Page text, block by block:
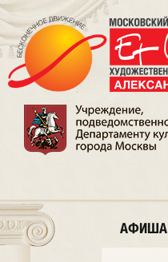
АФИША